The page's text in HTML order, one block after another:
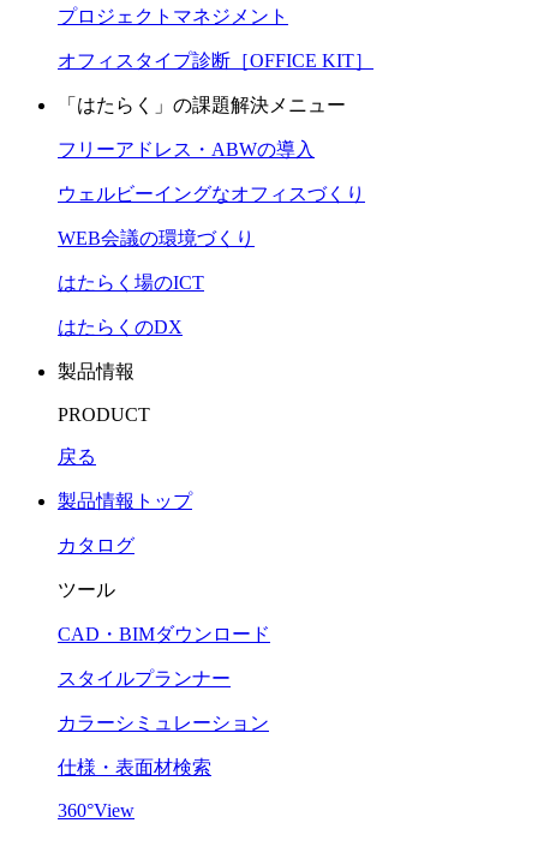
プロジェクトマネジメント
オフィスタイプ診断［OFFICE KIT］
「はたらく」の課題解決メニュー
フリーアドレス・ABWの導入
ウェルビーイングなオフィスづくり
WEB会議の環境づくり
はたらく場のICT
はたらくのDX
製品情報
PRODUCT
戻る
製品情報トップ
カタログ
ツール
CAD・BIMダウンロード
スタイルプランナー
カラーシミュレーション
仕様・表面材検索
360°View